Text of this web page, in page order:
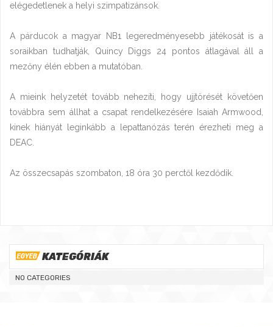
elégedetlenek a helyi szimpatizánsok.
A párducok a magyar NB1 legeredményesebb játékosát is a
soraikban tudhatják, Quincy Diggs 24 pontos átlagával áll a
mezőny élén ebben a mutatóban.
A mieink helyzetét tovább nehezíti, hogy ujjtörését követően
továbbra sem állhat a csapat rendelkezésére Isaiah Armwood,
kinek hiányát leginkább a lepattanózás terén érezheti meg a
DEAC.
Az összecsapás szombaton, 18 óra 30 perctől kezdődik.
KATEGÓRIÁK
NO CATEGORIES